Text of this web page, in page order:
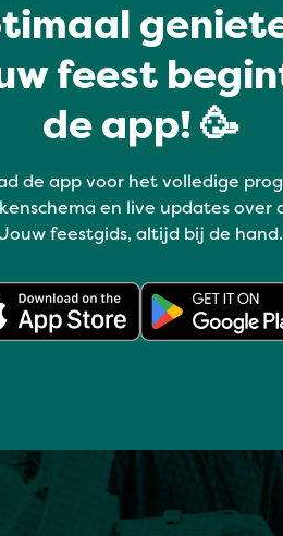
feest
de app! 🥳
de app voor het volledige
en live updates over
feestgids, altijd bij de hand.